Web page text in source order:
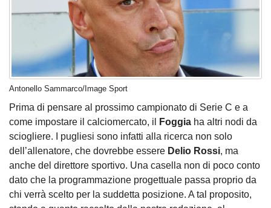
Antonello Sammarco/Image Sport
Prima di pensare al prossimo campionato di Serie C e a
come impostare il calciomercato, il
Foggia ha altri nodi da
sciogliere. I pugliesi sono infatti alla ricerca non solo
dell’allenatore, che dovrebbe essere Delio Rossi, ma
anche del direttore sportivo. Una casella non di poco conto
dato che la programmazione progettuale passa proprio da
chi verrà scelto per la suddetta posizione. A tal proposito,